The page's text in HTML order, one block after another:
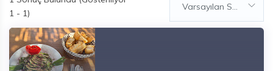
1 - 1)
Varsayılan Sıralama